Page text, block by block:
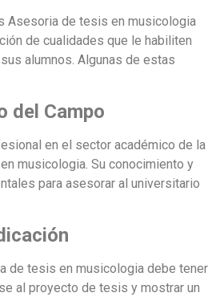
Asesoria de tesis en musicologia
de cualidades que le habiliten
alumnos. Algunas de estas
del Campo
en el sector académico de la
musicologia. Su conocimiento y
para asesorar al universitario
de tesis en musicologia debe tener
al proyecto de tesis y mostrar un